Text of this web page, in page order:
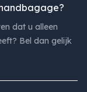
dat u alleen
Bel dan gelijk